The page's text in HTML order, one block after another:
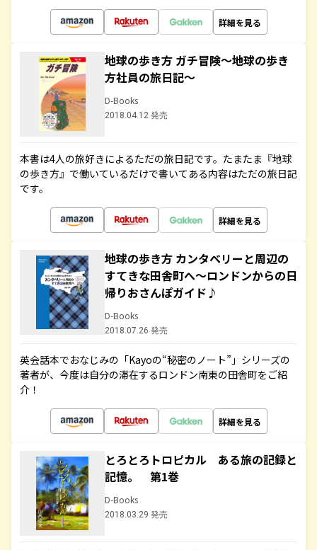
詳細を見る
地球の歩き方 ガチ冒険～地球の歩き
方社員の旅日記～
D-Books
2018.04.12 発売
本書は4人の旅好きによるただの旅日記です。たまたま『地球
の歩き方』で働いているだけで書いてある内容はただの旅日記
です。
詳細を見る
地球の歩き方 カンタベリーと周辺の
すてきな田舎町へ～ロンドンからの日
帰りおさんぽガイド♪
D-Books
2018.07.26 発売
英会話本でおなじみの「Kayoの“秘密のノート”」シリーズの
著者が、今度は自分の滞在するロンドン南東の田舎町をご紹
介！
詳細を見る
とろとろトロピカル ある旅の記録と
記憶。 第1巻
D-Books
2018.03.29 発売